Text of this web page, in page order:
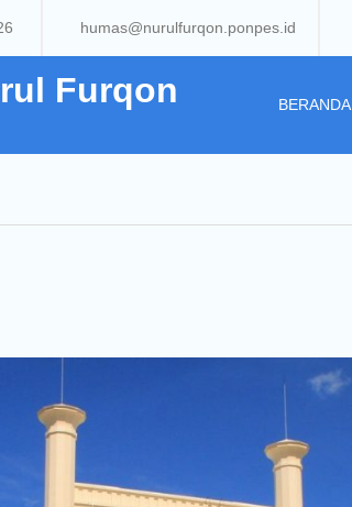
humas@nurulfurqon.ponpes.id
Furqon BERANDA